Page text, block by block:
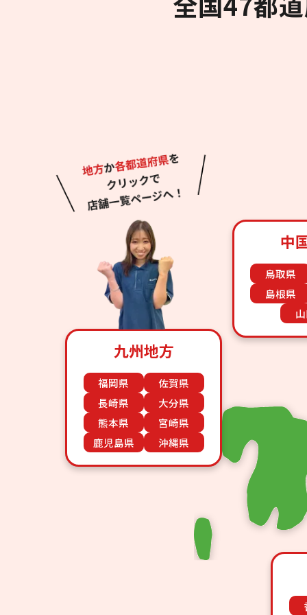
中
鳥取県
島根県
九州地方
福岡県
佐賀県
長崎県
大分県
熊本県
宮崎県
鹿児島県
沖縄県